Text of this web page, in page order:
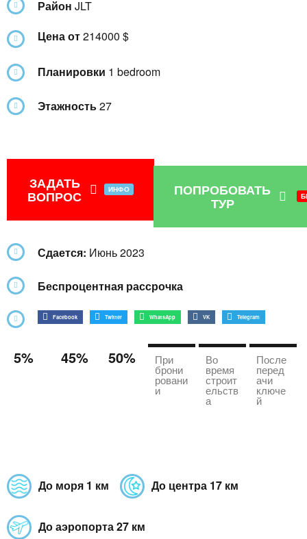
Район JLT
Цена от214000 $
Планировки 1 bedroom
Этажность27
ЗАДАТЬ
ВОПРОС ИНФО ПОПРОБОВАТЬ
ТУР
Сдается: Июнь 2023
Беспроцентная рассрочка
Facebook Twitter WhatsApp VK Telegram
5% 45% 50% При
брони
ровани
и
Во
время
строит
ельств
а
После
перед
ачи
ключе
й
До моря 1 км До центра 17 км
До аэропорта 27 км